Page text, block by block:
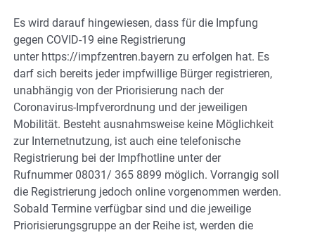
Es wird darauf hingewiesen, dass für die Impfung
gegen COVID-19 eine Registrierung
unter https://impfzentren.bayern zu erfolgen hat. Es
darf sich bereits jeder impfwillige Bürger registrieren,
unabhängig von der Priorisierung nach der
Coronavirus-Impfverordnung und der jeweiligen
Mobilität. Besteht ausnahmsweise keine Möglichkeit
zur Internetnutzung, ist auch eine telefonische
Registrierung bei der Impfhotline unter der
Rufnummer 08031/ 365 8899 möglich. Vorrangig soll
die Registrierung jedoch online vorgenommen werden.
Sobald Termine verfügbar sind und die jeweilige
Priorisierungsgruppe an der Reihe ist, werden die